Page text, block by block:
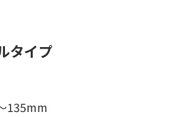
タイプ
135mm